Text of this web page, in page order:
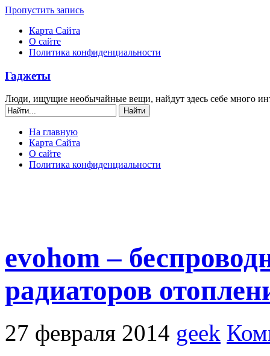
Пропустить запись
Карта Сайта
О сайте
Политика конфиденциальности
Гаджеты
Люди, ищущие необычайные вещи, найдут здесь себе много
На главную
Карта Сайта
О сайте
Политика конфиденциальности
еvohom –
радиаторов
27 февраля 2014 geek